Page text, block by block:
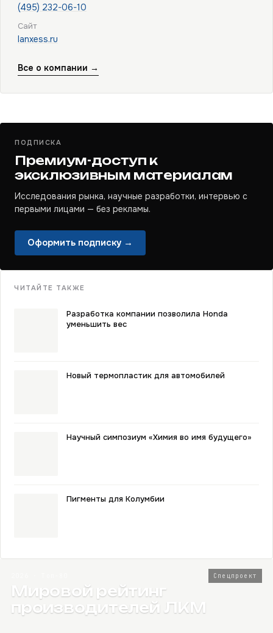
(495) 232-06-10
Сайт
lanxess.ru
Все о компании →
ПОДПИСКА
Премиум-доступ к
эксклюзивным материалам
Исследования рынка, научные разработки, интервью с
первыми лицами — без рекламы.
Оформить подписку →
ЧИТАЙТЕ ТАКЖЕ
Разработка компании позволила Honda
уменьшить вес
Новый термопластик для автомобилей
Научный симпозиум «Химия во имя будущего»
Пигменты для Колумбии
Спецпроект
Мировой рейтинг
производителей ЛКМ